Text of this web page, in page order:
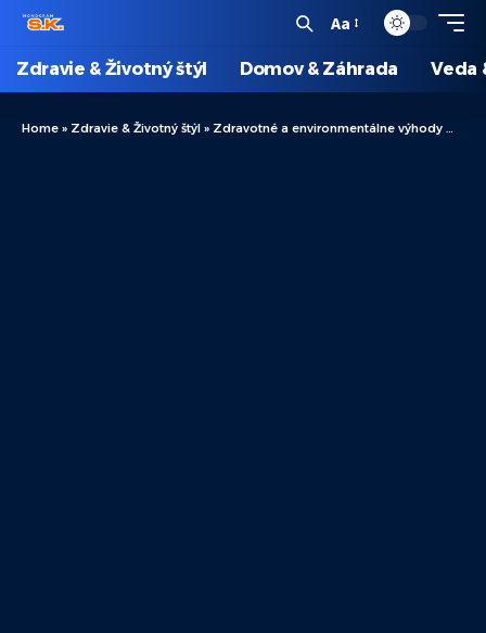
Aa
Zdravie & Životný štýl Domov & Záhrada Veda
Home » Zdravie & Životný štýl » Zdravotné a environmentálne výhody medených plachiet: Prečo si vybrať udržateľné riešenie?